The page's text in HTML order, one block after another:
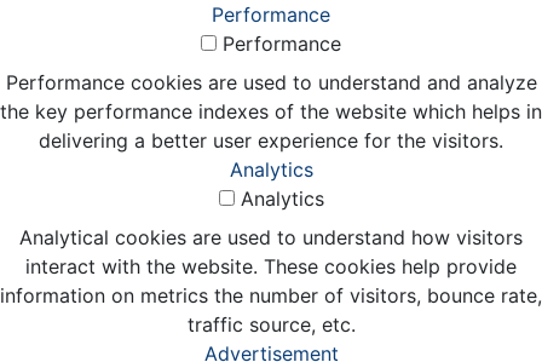
Performance
Performance
Performance cookies are used to understand and analyze
the key performance indexes of the website which helps in
delivering a better user experience for the visitors.
Analytics
Analytics
Analytical cookies are used to understand how visitors
interact with the website. These cookies help provide
information on metrics the number of visitors, bounce rate,
traffic source, etc.
Advertisement